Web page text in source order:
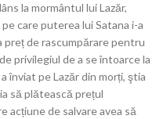
la mormântul lui Lazăr,
care puterea lui Satana i-a
preț de rascumpărare pentru
privilegiul de a se întoarce la
înviat pe Lazăr din morți, ştia
să plătească prețul
acțiune de salvare avea să